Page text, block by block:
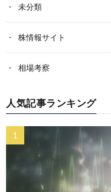
未分類
株情報サイト
相場考察
人気記事ランキング